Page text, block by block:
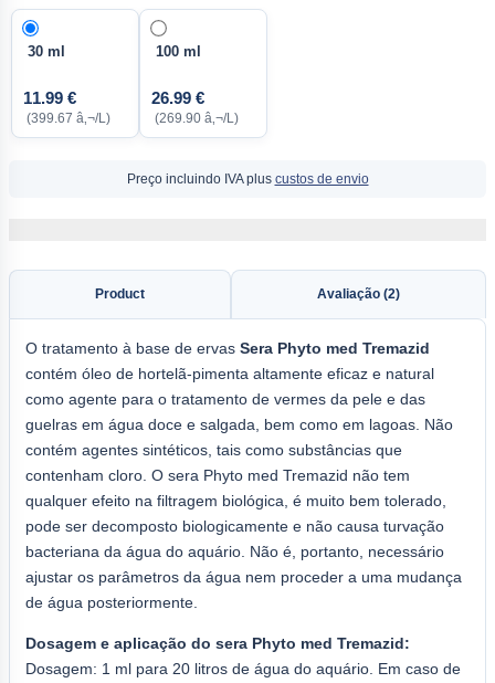
30 ml
11.99 €
(399.67 â‚¬/L)
100 ml
26.99 €
(269.90 â‚¬/L)
Preço incluindo IVA plus custos de envio
Product Avaliação (2)
O tratamento à base de ervas Sera Phyto med Tremazid
contém óleo de hortelã-pimenta altamente eficaz e natural
como agente para o tratamento de vermes da pele e das
guelras em água doce e salgada, bem como em lagoas. Não
contém agentes sintéticos, tais como substâncias que
contenham cloro. O sera Phyto med Tremazid não tem
qualquer efeito na filtragem biológica, é muito bem tolerado,
pode ser decomposto biologicamente e não causa turvação
bacteriana da água do aquário. Não é, portanto, necessário
ajustar os parâmetros da água nem proceder a uma mudança
de água posteriormente.
Dosagem e aplicação do sera Phyto med Tremazid:
Dosagem: 1 ml para 20 litros de água do aquário. Em caso de